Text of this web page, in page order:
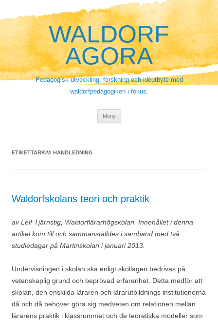
innehåll
WALDORF
AGORA
Pedagogisk utveckling, forskning och idéutbyte med
waldorfpedagogiken i fokus.
Meny
ETIKETTARKIV: HANDLEDNING
Waldorfskolans teori och praktik
av Leif Tjärnstig, Waldorflärarhögskolan. Innehållet i denna
artikel kom till och sammanställdes i samband med två
studiedagar på Martinskolan i januari 2013.
Undervisningen i skolan ska enligt skollagen bedrivas på
vetenskaplig grund och beprövad erfarenhet. Detta medför att
skolan, den enskilda läraren och lärarutbildnings institutionerna
då och då behöver göra sig medveten om relationen mellan
lärarens praktik i klassrummet och de teoretiska modeller som